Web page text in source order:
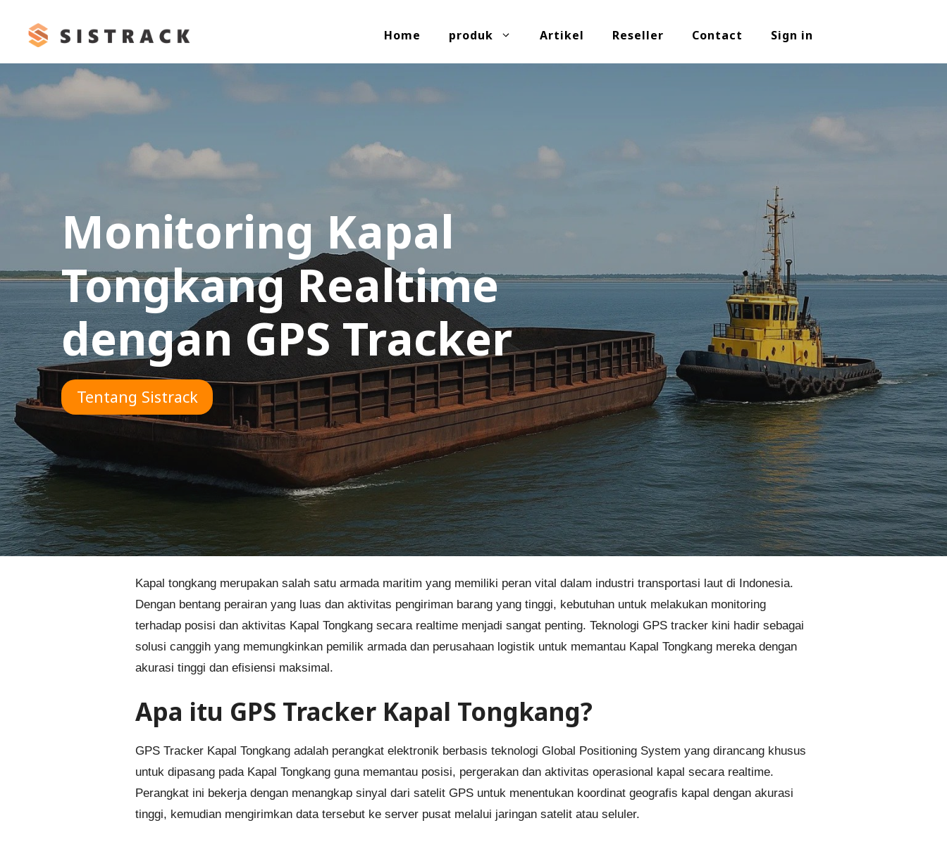
content
Home produk Artikel Reseller Contact Sign in
Monitoring Kapal
Tongkang Realtime
dengan GPS Tracker
Tentang Sistrack
Kapal tongkang merupakan salah satu armada maritim yang memiliki peran vital dalam industri transportasi laut di Indonesia.
Dengan bentang perairan yang luas dan aktivitas pengiriman barang yang tinggi, kebutuhan untuk melakukan monitoring
terhadap posisi dan aktivitas Kapal Tongkang secara realtime menjadi sangat penting. Teknologi GPS tracker kini hadir sebagai
solusi canggih yang memungkinkan pemilik armada dan perusahaan logistik untuk memantau Kapal Tongkang mereka dengan
akurasi tinggi dan efisiensi maksimal.
Apa itu GPS Tracker Kapal Tongkang?
GPS Tracker Kapal Tongkang adalah perangkat elektronik berbasis teknologi Global Positioning System yang dirancang khusus
untuk dipasang pada Kapal Tongkang guna memantau posisi, pergerakan dan aktivitas operasional kapal secara realtime.
Perangkat ini bekerja dengan menangkap sinyal dari satelit GPS untuk menentukan koordinat geografis kapal dengan akurasi
tinggi, kemudian mengirimkan data tersebut ke server pusat melalui jaringan satelit atau seluler.